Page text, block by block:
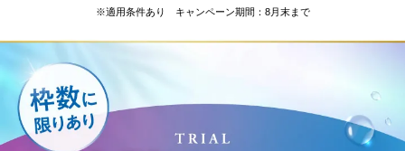
※適用条件あり キャンペーン期間：8月末まで